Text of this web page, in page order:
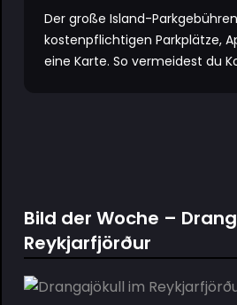
Der große Island-
kostenpflichtigen Parkplätze,
eine Karte. So vermeidest du
Bild der Woche –
Reykjarfjörður